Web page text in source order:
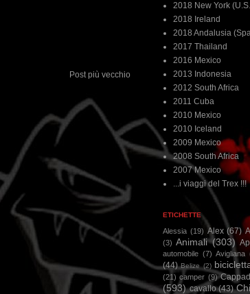
Post più vecchio
2018 New York
2018 Ireland
2018 Andalusia
2017 Thailand
2016 Mexico
2013 Indonesia
2012 South Africa
2011 Cuba
2010 Mexico
2010 Iceland
2009 Mexico
2008 South Africa
2007 Mexico
...i viaggi del Trex !!!
ETICHETTE
Alessia (19) Alex (67)
(3) Animali (303)
automobile (7) Avigliana
(44) Belize (2)
(21) camper (9)
(593) cavallo (43)